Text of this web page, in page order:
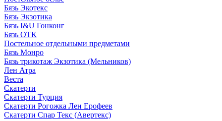
Бязь Экотекс
Бязь Экзотика
Бязь I&U Гонконг
Бязь ОТК
Постельное отдельными предметами
Бязь Монро
Бязь трикотаж Экзотика (Мельников)
Лен Атра
Веста
Скатерти
Скатерти Турция
Скатерти Рогожка Лен Ерофеев
Скатерти Спар Текс (Авертекс)